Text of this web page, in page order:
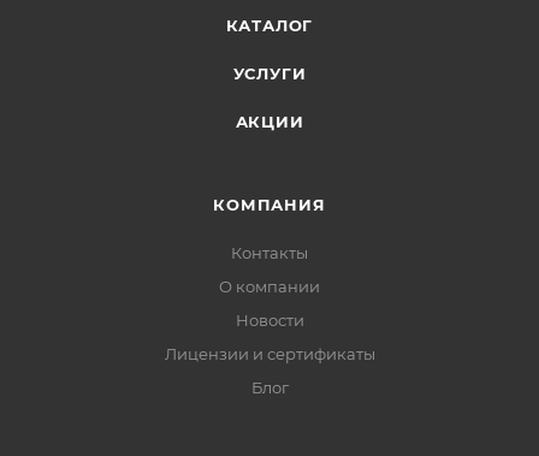
КАТАЛОГ
УСЛУГИ
АКЦИИ
КОМПАНИЯ
Контакты
О компании
Новости
Лицензии и сертификаты
Блог